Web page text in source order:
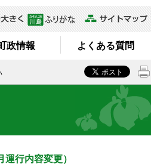
政情報 よくある質問
運行内容変更）